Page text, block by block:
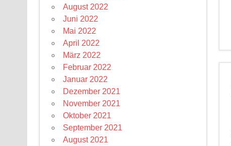
August 2022
Juni 2022
Mai 2022
April 2022
März 2022
Februar 2022
Januar 2022
Dezember 2021
November 2021
Oktober 2021
September 2021
August 2021